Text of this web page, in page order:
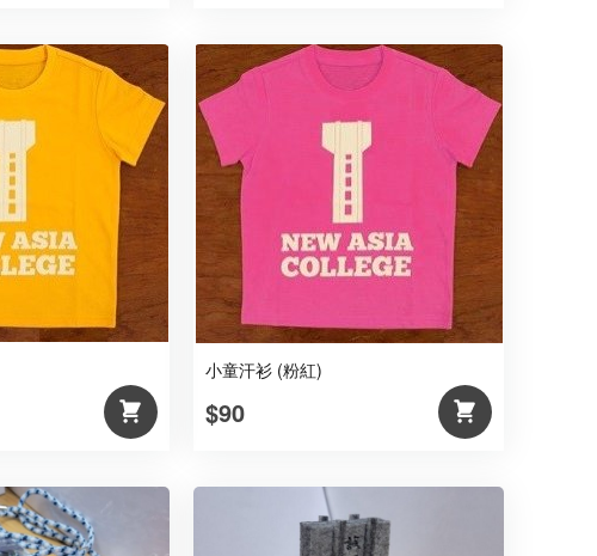
小童汗衫 (粉紅)
$90